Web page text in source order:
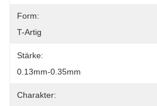
Form:
T-Artig
Stärke:
0.13mm-0.35mm
Charakter: